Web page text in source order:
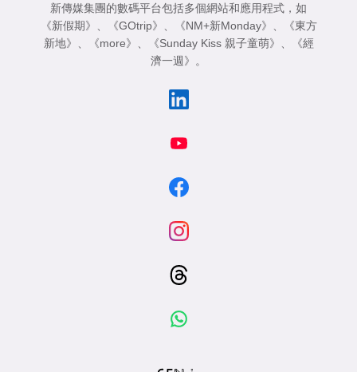
新傳媒集團的數碼平台包括多個網站和應用程式，如
《新假期》 、 《GOtrip》 、 《NM+新Monday》 、
《東方
新地》 、 《more》 、 《Sunday Kiss 親子童萌》 、
《經
濟一週》 。